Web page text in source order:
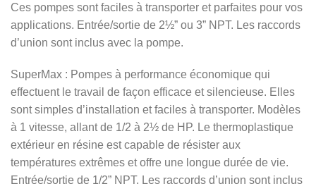
Ces pompes sont faciles à transporter et parfaites pour vos
applications. Entrée/sortie de 2½” ou 3” NPT. Les raccords
d’union sont inclus avec la pompe.
SuperMax : Pompes à performance économique qui
effectuent le travail de façon efficace et silencieuse. Elles
sont simples d’installation et faciles à transporter. Modèles
à 1 vitesse, allant de 1/2 à 2½ de HP. Le thermoplastique
extérieur en résine est capable de résister aux
températures extrêmes et offre une longue durée de vie.
Entrée/sortie de 1/2” NPT. Les raccords d’union sont inclus